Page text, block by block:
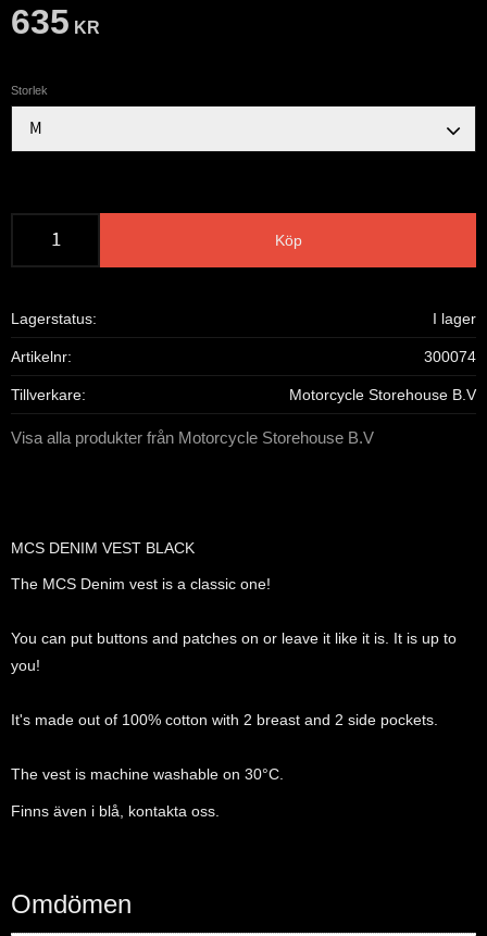
635 KR
Storlek
Köp
Lagerstatus I lager
Artikelnr 300074
Tillverkare Motorcycle Storehouse B.V
Visa alla produkter från Motorcycle Storehouse B.V
MCS DENIM VEST BLACK
The MCS Denim vest is a classic one!
You can put buttons and patches on or leave it like it is. It is up to
you!
It's made out of 100% cotton with 2 breast and 2 side pockets.
The vest is machine washable on 30°C.
Finns även i blå, kontakta oss.
Omdömen